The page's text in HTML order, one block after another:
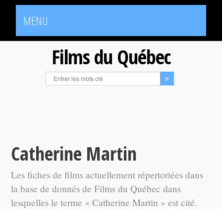
MENU
Films du Québec
Catherine Martin
Les fiches de films actuellement répertoriées dans
la base de donnés de Films du Québec dans
lesquelles le terme « Catherine Martin » est cité.